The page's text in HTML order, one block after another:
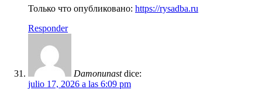
Только что опубликовано: https://rysadba.ru
Responder
Damonunast dice:
julio 17, 2026 a las 6:09 pm